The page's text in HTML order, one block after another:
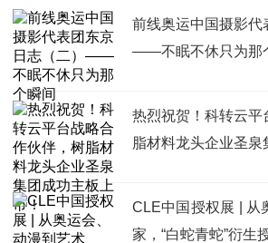
前线奥运中国摄影代
——不眠不休只为那
热烈祝贺！科转云平
脂材料龙头企业圣泉
CLE中国授权展 | 从
家，“白蛇青蛇”衍生